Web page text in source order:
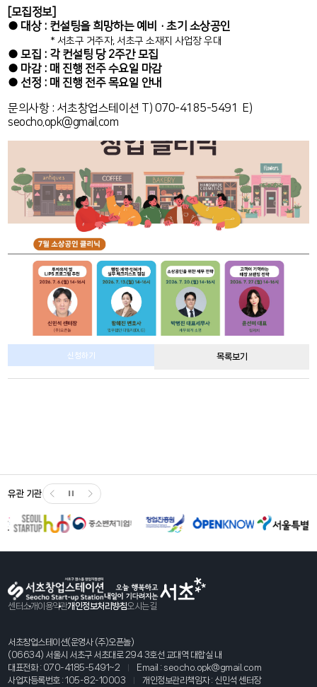
[모집정보]
● 대상 : 컨설팅을 희망하는 예비·초기 소상공인
* 서초구 거주자, 서초구 소재지 사업장 우대
● 모집 : 각 컨설팅 당 2주간 모집
● 마감 : 매 진행 전주 수요일 마감
● 선정 : 매 진행 전주 목요일 안내
문의사항 : 서초창업스테이션 T) 070-4185-5491 E)
seocho.opk@gmail.com
유관 기관
센터소개이용약관개인정보처리방침오시는길
서초창업스테이션(운영사 (주)오픈놀)
(06634) 서울시 서초구 서초대로 294 3호선 교대역 대합실 내
대표전화 : 070-4185-5491~2 Email :seocho.opk@gmail.com
사업자등록번호 : 105-82-10003
개인정보관리책임자 : 신민석 센터장